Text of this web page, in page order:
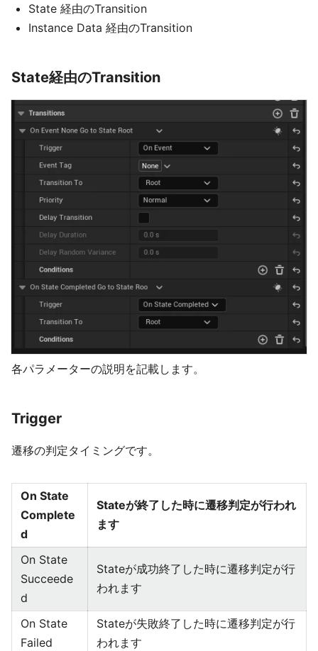
State 経由のTransition
Instance Data 経由のTransition
State経由のTransition
各パラメーターの説明を記載します。
Trigger
遷移の判定タイミングです。
On State
Complete
d
Stateが終了した時に遷移判定が行われ
ます
On State
Succeede
d
Stateが成功終了した時に遷移判定が行
われます
On State
Failed
Stateが失敗終了した時に遷移判定が行
われます